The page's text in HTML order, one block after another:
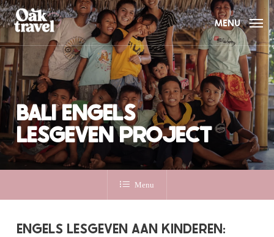
Skip
to
main
content
MENU
BALI ENGELS
LESGEVEN PROJECT
Menu
ENGELS LESGEVEN AAN KINDEREN: